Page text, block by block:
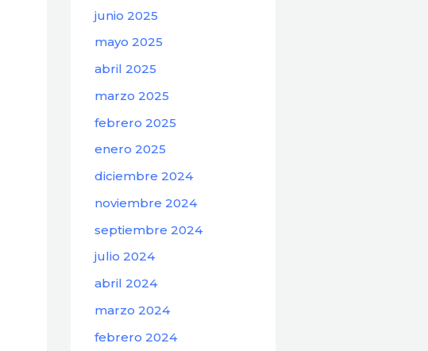
junio 2025
mayo 2025
abril 2025
marzo 2025
febrero 2025
enero 2025
diciembre 2024
noviembre 2024
septiembre 2024
julio 2024
abril 2024
marzo 2024
febrero 2024